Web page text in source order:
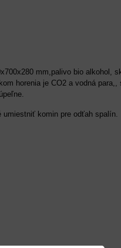
mm,palivo bio alkohol,
horenia je CO2 a vodná
umiestniť komin pre odťah spalín.